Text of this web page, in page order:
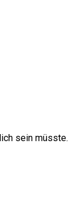
sein müsste.